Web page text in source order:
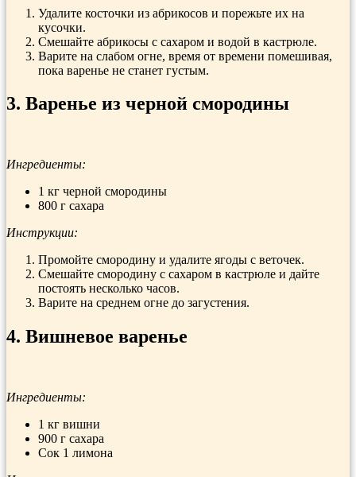
Удалите косточки из абрикосов и порежьте их на
кусочки.
Смешайте абрикосы с сахаром и водой в кастрюле.
Варите на слабом огне, время от времени помешивая,
пока варенье не станет густым.
3. Варенье из черной смородины
Ингредиенты:
1 кг черной смородины
800 г сахара
Инструкции:
Промойте смородину и удалите ягоды с веточек.
Смешайте смородину с сахаром в кастрюле и дайте
постоять несколько часов.
Варите на среднем огне до загустения.
4. Вишневое варенье
Ингредиенты:
1 кг вишни
900 г сахара
Сок 1 лимона